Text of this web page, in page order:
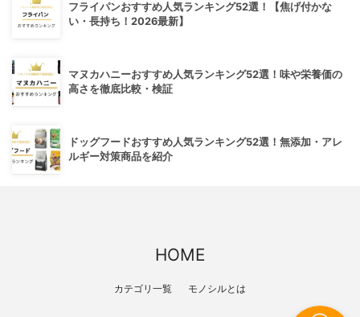
フライパンおすすめ人気ランキング52選！【焦げ付かな
い・長持ち！2026最新】
マヌカハニーおすすめ人気ランキング52選！味や栄養価の
高さを徹底比較・検証
ドッグフードおすすめ人気ランキング52選！無添加・アレ
ルギー対策商品を紹介
HOME
カテゴリ一覧 モノシルとは